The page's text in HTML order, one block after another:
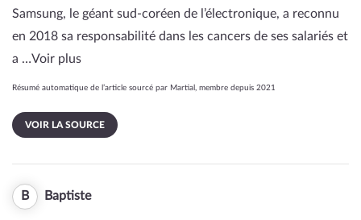
Samsung, le géant sud-coréen de l’électronique, a reconnu
en 2018 sa responsabilité dans les cancers de ses salariés et
a …Voir plus
Résumé automatique de l’article sourcé par Martial, membre depuis 2021
VOIR LA SOURCE
B Baptiste